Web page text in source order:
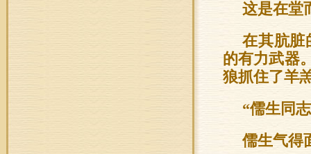
这是在堂
在其肮脏
的有力武器
狼抓住了羊
“儒生同
儒生气得